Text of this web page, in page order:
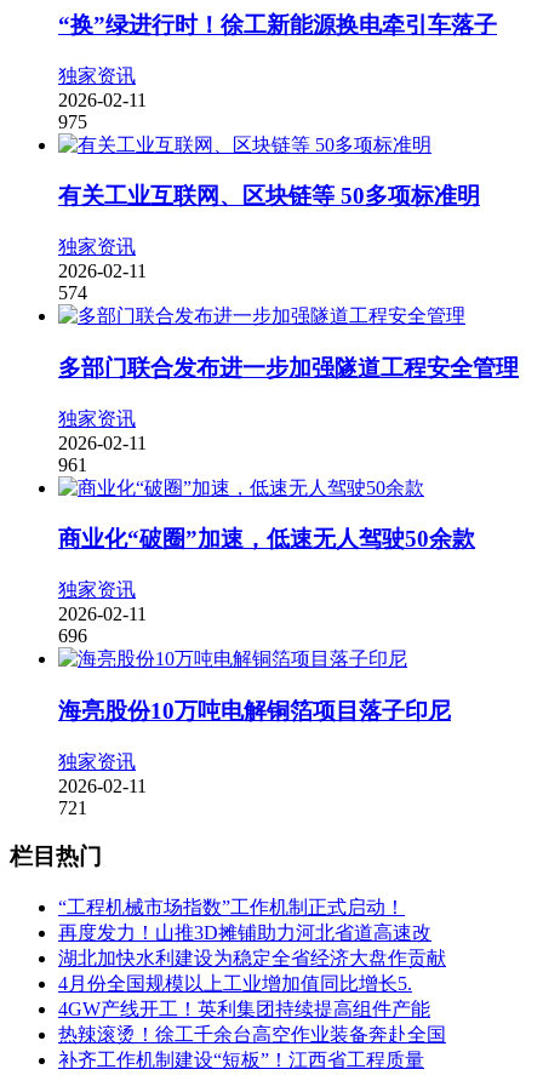
“换”绿进行时！徐工新能源换电牵引车落子
独家资讯
2026-02-11
975
有关工业互联网、区块链等 50多项标准明
独家资讯
2026-02-11
574
多部门联合发布进一步加强隧道工程安全管理
独家资讯
2026-02-11
961
商业化“破圈”加速，低速无人驾驶50余款
独家资讯
2026-02-11
696
海亮股份10万吨电解铜箔项目落子印尼
独家资讯
2026-02-11
721
栏目热门
“工程机械市场指数”工作机制正式启动！
再度发力！山推3D摊铺助力河北省道高速改
湖北加快水利建设为稳定全省经济大盘作贡献
4月份全国规模以上工业增加值同比增长5.
4GW产线开工！英利集团持续提高组件产能
热辣滚烫！徐工千余台高空作业装备奔赴全国
补齐工作机制建设“短板”！江西省工程质量